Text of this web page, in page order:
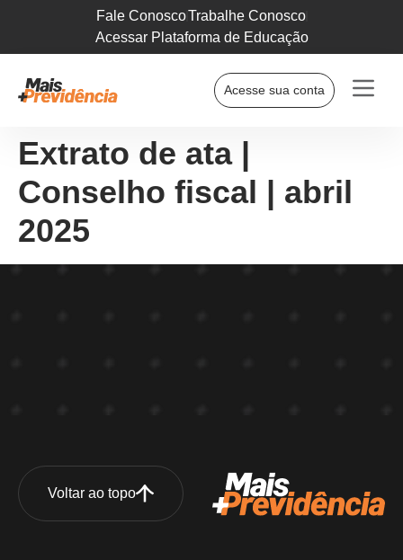
Fale ConoscoTrabalhe Conosco
Acessar Plataforma de Educação
Acesse sua conta
Extrato de ata |
Conselho fiscal | abril
2025
Voltar ao topo